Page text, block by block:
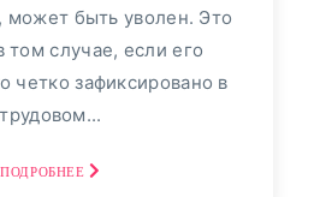
август, 2025
7991
может быть уволен. Это
том случае, если его
четко зафиксировано в
трудовом...
ПОДРОБНЕЕ